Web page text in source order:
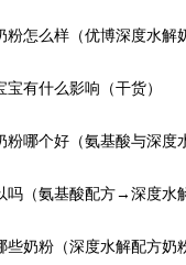
怎么样（优博深度水解
有什么影响（干货）
哪个好（氨基酸与深度
吗（氨基酸配方→深度水
奶粉（深度水解配方奶